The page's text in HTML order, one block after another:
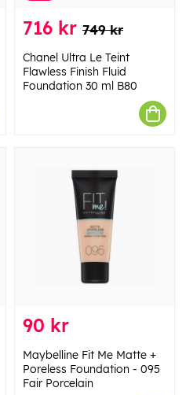
716 kr 749 kr
Chanel Ultra Le Teint
Flawless Finish Fluid
Foundation 30 ml B80
90 kr
Maybelline Fit Me Matte +
Poreless Foundation - 095
Fair Porcelain